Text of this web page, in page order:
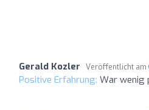
Gerald Kozler Veröffentlicht am
Positive Erfahrung: War wenig